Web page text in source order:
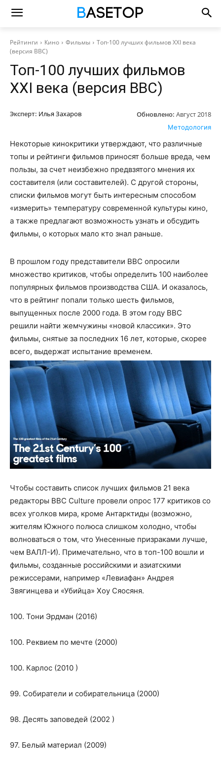
Рейтинги Кино Фильмы
Топ-100 лучших фильмов XXI века
(версия BBC)
Топ-100 лучших фильмов
XXI века (версия BBC)
Эксперт: Илья Захаров Обновлено: Август 2018
Методология
Некоторые кинокритики утверждают, что различные
топы и рейтинги фильмов приносят больше вреда, чем
пользы, за счет неизбежно предвзятого мнения их
составителя (или составителей). С другой стороны,
списки фильмов могут быть интересным способом
«измерить» температуру современной культуры кино,
а также предлагают возможность узнать и обсудить
фильмы, о которых мало кто знал раньше.
В прошлом году представители BBC опросили
множество критиков, чтобы определить 100 наиболее
популярных фильмов производства США. И оказалось,
что в рейтинг попали только шесть фильмов,
выпущенных после 2000 года. В этом году BBC
решили найти жемчужины «новой классики». Это
фильмы, снятые за последних 16 лет, которые, скорее
всего, выдержат испытание временем.
Чтобы составить список лучших фильмов 21 века
редакторы BBC Culture провели опрос 177 критиков со
всех уголков мира, кроме Антарктиды (возможно,
жителям Южного полюса слишком холодно, чтобы
волноваться о том, что Унесенные призраками лучше,
чем ВАЛЛ-И). Примечательно, что в топ-100 вошли и
фильмы, созданные российскими и азиатскими
режиссерами, например «Левиафан» Андрея
Звягинцева и «Убийца» Хоу Сяосяня.
100. Тони Эрдман (2016)
100. Реквием по мечте (2000)
100. Карлос (2010 )
99. Собиратели и собирательница (2000)
98. Десять заповедей (2002 )
97. Белый материал (2009)